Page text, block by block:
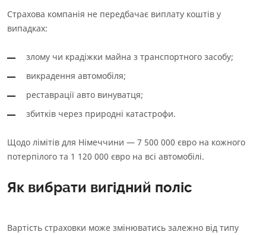
Страхова компанія не передбачає виплату коштів у
випадках:
злому чи крадіжки майна з транспортного засобу;
викрадення автомобіля;
реставрації авто винуватця;
збитків через природні катастрофи.
Щодо лімітів для Німеччини — 7 500 000 євро на кожного
потерпілого та 1 120 000 євро на всі автомобілі.
Як вибрати вигідний поліс
Вартість страховки може змінюватись залежно від типу